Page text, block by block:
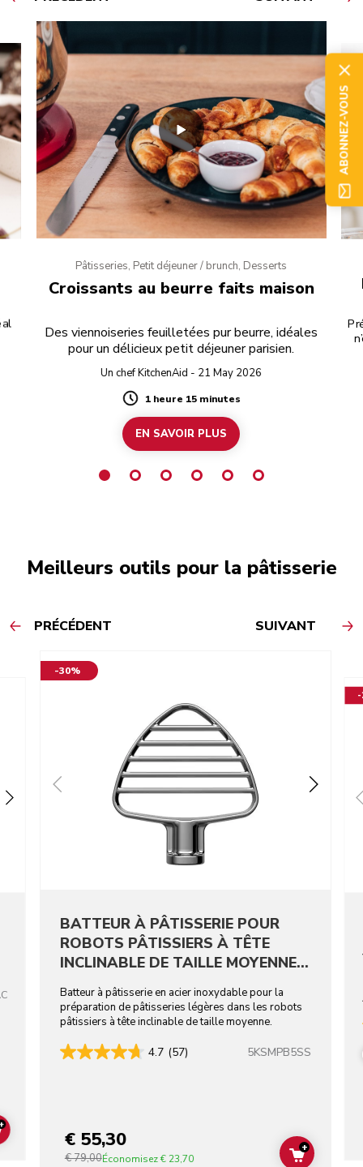
Pâtisseries, Petit déjeuner / brunch, Desserts
Croissants au beurre faits maison
Des viennoiseries feuilletées pur beurre, idéales
pour un délicieux petit déjeuner parisien.
Un chef KitchenAid - 21 May 2026
Duration
1 heure 15 minutes
EN SAVOIR PLUS
Meilleurs outils pour la pâtisserie
PRÉCÉDENT SUIVANT
ADD TO CART
-30%
BATTEUR À PÂTISSERIE POUR
ROBOTS PÂTISSIERS À TÊTE
INCLINABLE DE TAILLE MOYENNE -
ACIER INOXYDABLE
Batteur à pâtisserie en acier inoxydable pour la
préparation de pâtisseries légères dans les robots
pâtissiers à tête inclinable de taille moyenne.
4.7 (57) 5KSMPB5SS
€ 55,30
€ 79,00Économisez€ 23,70 ADD TO
+
-
ABONNEZ-VOUS